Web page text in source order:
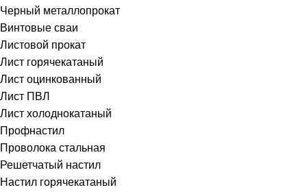
Черный металлопрокат
Винтовые сваи
Листовой прокат
Лист горячекатаный
Лист оцинкованный
Лист ПВЛ
Лист холоднокатаный
Профнастил
Проволока стальная
Решетчатый настил
Настил горячекатаный